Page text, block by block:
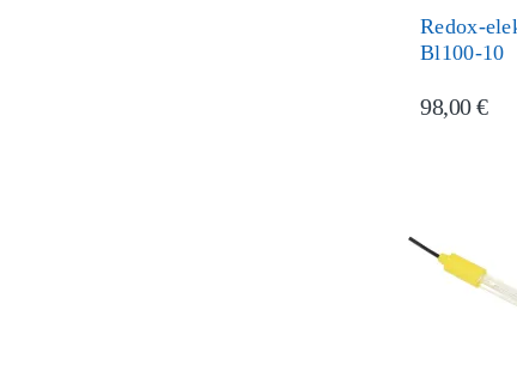
Redox-
Bl100-10
98,00 €